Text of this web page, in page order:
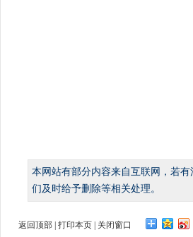
本网站有部分内容来自互联网，若
们及时给予删除等相关处理。
返回顶部 打印本页 关闭窗口